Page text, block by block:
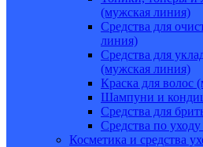
(мужская линия)
Средства для
линия)
Средства для
(мужская линия)
Краска для волос
Шампуни и
Средства для
Средства по
Косметика и средства